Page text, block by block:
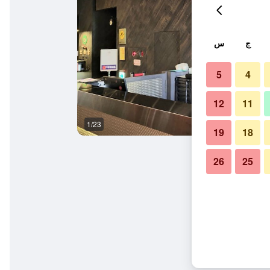
1/23
ج س
4
5
11
12
18
19
25
26